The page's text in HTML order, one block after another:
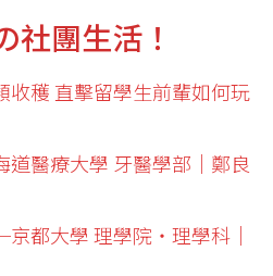
社團生活！
收穫 直擊留學生前輩如何玩
醫療大學 牙醫學部│鄭良
都大學 理學院・理學科│